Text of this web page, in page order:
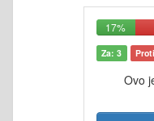
17%
Za: 3
Ovo